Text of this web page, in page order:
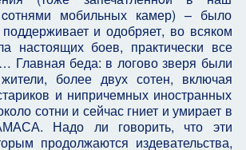
мобильных камер) – было
и одобряет, во всяком
настоящих боев, практически все
Главная беда: в логово зверя были
более двух сотен, включая
и нипричемных иностранных
сотни и сейчас гниет и умирает в
Надо ли говорить, что эти
продолжаются издевательства,